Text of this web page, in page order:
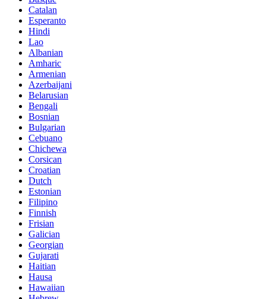
Catalan
Esperanto
Hindi
Lao
Albanian
Amharic
Armenian
Azerbaijani
Belarusian
Bengali
Bosnian
Bulgarian
Cebuano
Chichewa
Corsican
Croatian
Dutch
Estonian
Filipino
Finnish
Frisian
Galician
Georgian
Gujarati
Haitian
Hausa
Hawaiian